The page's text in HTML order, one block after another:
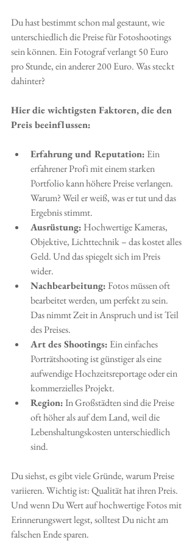
Du hast bestimmt schon mal gestaunt, wie
unterschiedlich die Preise für Fotoshootings
sein können. Ein Fotograf verlangt 50 Euro
pro Stunde, ein anderer 200 Euro. Was steckt
dahinter?
Hier die wichtigsten Faktoren, die den
Preis beeinflussen:
Erfahrung und Reputation: Ein
erfahrener Profi mit einem starken
Portfolio kann höhere Preise verlangen.
Warum? Weil er weiß, was er tut und das
Ergebnis stimmt.
Ausrüstung: Hochwertige Kameras,
Objektive, Lichttechnik – das kostet alles
Geld. Und das spiegelt sich im Preis
wider.
Nachbearbeitung: Fotos müssen oft
bearbeitet werden, um perfekt zu sein.
Das nimmt Zeit in Anspruch und ist Teil
des Preises.
Art des Shootings: Ein einfaches
Porträtshooting ist günstiger als eine
aufwendige Hochzeitsreportage oder ein
kommerzielles Projekt.
Region: In Großstädten sind die Preise
oft höher als auf dem Land, weil die
Lebenshaltungskosten unterschiedlich
sind.
Du siehst, es gibt viele Gründe, warum Preise
variieren. Wichtig ist: Qualität hat ihren Preis.
Und wenn Du Wert auf hochwertige Fotos mit
Erinnerungswert legst, solltest Du nicht am
falschen Ende sparen.